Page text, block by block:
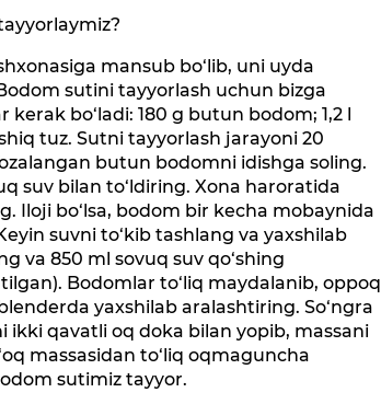
mansub bo‘lib, uni uyda
sutini tayyorlash uchun bizga
bo‘ladi: 180 g butun bodom; 1,2 l
tuz. Sutni tayyorlash jarayoni 20
butun bodomni idishga soling.
suv bilan to‘ldiring. Xona haroratida
Iloji bo‘lsa, bodom bir kecha mobaynida
suvni to‘kib tashlang va yaxshilab
va 850 ml sovuq suv qo‘shing
Bodomlar to‘liq maydalanib, oppoq
yaxshilab aralashtiring. So‘ngra
ikki qavatli oq doka bilan yopib, massani
massasidan to‘liq oqmaguncha
sutimiz tayyor.